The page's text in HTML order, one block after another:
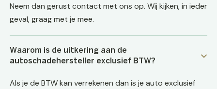
Neem dan gerust contact met ons op. Wij kijken, in ieder
geval, graag met je mee.
Waarom is de uitkering aan de
autoschadehersteller exclusief BTW?
Als je de BTW kan verrekenen dan is je auto exclusief